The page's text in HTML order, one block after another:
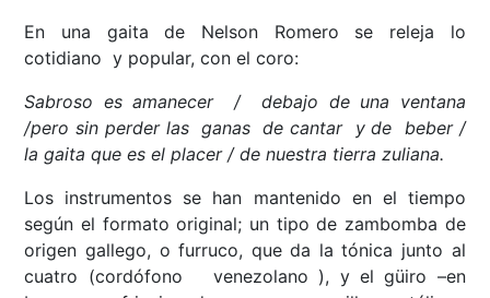
En una gaita de Nelson Romero se releja lo
cotidiano y popular, con el coro:
Sabroso es amanecer / debajo de una ventana
/pero sin perder las ganas de cantar y de beber /
la gaita que es el placer / de nuestra tierra zuliana.
Los instrumentos se han mantenido en el tiempo
según el formato original; un tipo de zambomba de
origen gallego, o furruco, que da la tónica junto al
cuatro (cordófono venezolano ), y el güiro –en